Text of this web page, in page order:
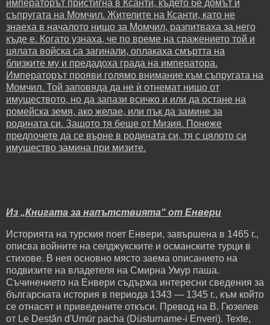
императорът пристигна в Ксанти, където бе домът и
съпругата на Момчил. Жителите на Ксанти, като не
знаеха в началото нищо за Момчил, разпитваха за него
къде е. Когато узнаха, че по време на сражението той и
цялата войска са загинали, оплакаха смъртта на
близките му и предадоха града на императора.
Императорът прояви голямо внимание към съпругата на
Момчил. Той заповяда да не ѝ отнемат нищо от
имуществото, но да запази всичко и или да остане на
ромейска земя, ако желае, или пък да замине за
родината си. Защото тя беше от Мизия. Понеже
предпочете да се върне в родината си, тя с цялото си
имущество замина при мизите.
Из „Книгата за напътствията“ от Енвери
Историята на турския поет Енвери, завършена в 1465 г.,
описва войните на селджукските и османските турци в
стихове. В нея основно място заема описанието на
подвизите на владетеля на Смирна Умур паша.
Съчинението на Енвери съдържа интересни сведения за
българската история в периода 1343 — 1345 г., към който
се отнасят и приведените откъси. Превод на В. Гюзелев
от Le Destăn d'Umūr pacha (Düsturname-i Enveri). Texte,